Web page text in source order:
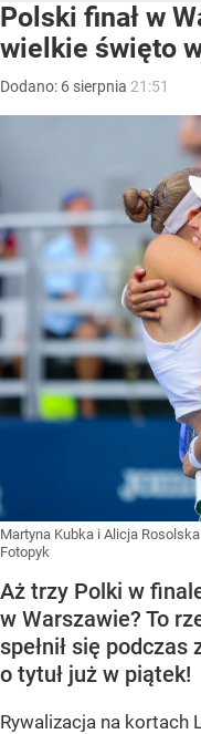
Polski finał w
wielkie święto
Dodano: 6 sierpnia 21:51
Martyna Kubka i Alicja Rosolska
Fotopyk
Aż trzy Polki w
w Warszawie? To
spełnił się
o tytuł już w piątek!
Rywalizacja na kortach